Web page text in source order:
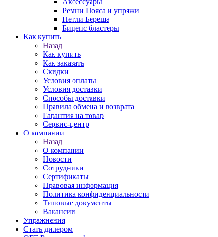
Аксессуары
Ремни Пояса и упряжи
Петли Береша
Бицепс бластеры
Как купить
Назад
Как купить
Как заказать
Скидки
Условия оплаты
Условия доставки
Способы доставки
Правила обмена и возврата
Гарантия на товар
Сервис-центр
О компании
Назад
О компании
Новости
Сотрудники
Сертификаты
Правовая информация
Политика конфиденциальности
Типовые документы
Вакансии
Упражнения
Стать дилером